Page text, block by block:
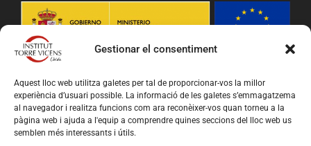
Gestionar el consentiment
Aquest lloc web utilitza galetes per tal de proporcionar-vos la millor
experiència d’usuari possible. La informació de les galetes s’emmagatzema
al navegador i realitza funcions com ara reconèixer-vos quan torneu a la
pàgina web i ajuda a l'equip a comprendre quines seccions del lloc web us
semblen més interessants i útils.